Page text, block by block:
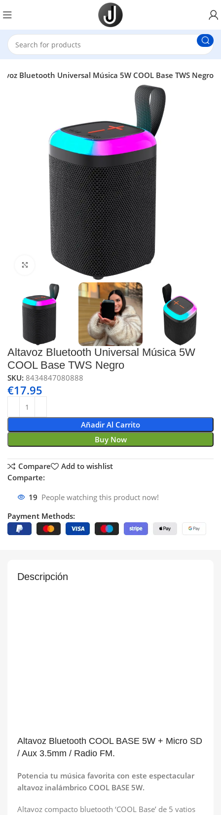
Bluetooth Universal Música 5W COOL Base TWS Negro
Click to enlarge
Altavoz Bluetooth Universal Música 5W
COOL Base TWS Negro
SKU:8434847080888
€17.95
Añadir Al Carrito
Buy Now
Compare
Add to wishlist
Comparte:
19 People watching this product now!
Payment Methods:
Descripción
Altavoz Bluetooth COOL BASE 5W + Micro SD
/ Aux 3.5mm / Radio FM.
Potencia tu música favorita con este espectacular
altavoz inalámbrico COOL BASE 5W.
Altavoz compacto bluetooth ‘COOL Base’ de 5 vatios